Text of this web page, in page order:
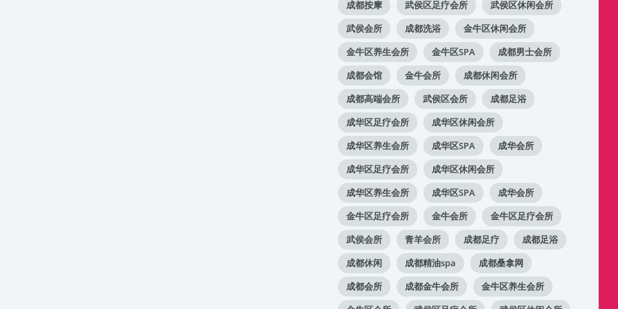
成都按摩 武侯区足疗会所
武侯区休闲会所
武侯会所
成都洗浴
金牛区休闲会所
金牛区养生会所
金牛区SPA
成都男士会所
成都会馆
金牛会所
成都休闲会所
成都高端会所
武侯区会所
成都足浴
成华区足疗会所
成华区休闲会所
成华区养生会所
成华区SPA
成华会所
成华区足疗会所
成华区休闲会所
成华区养生会所
成华区SPA
成华会所
金牛区足疗会所
金牛会所
金牛区足疗会所
武侯会所
青羊会所 成都足疗
成都足浴
成都休闲
成都精油spa
成都桑拿网
成都会所
成都金牛会所
金牛区养生会所